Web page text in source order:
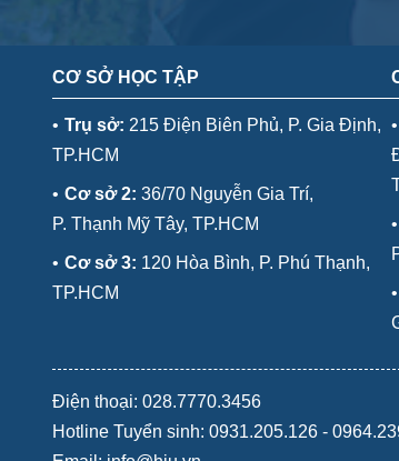
CƠ SỞ HỌC TẬP
• Trụ sở: 215 Điện Biên Phủ, P. Gia Định,
TP.HCM
• Cơ sở 2: 36/70 Nguyễn Gia Trí,
P. Thạnh Mỹ Tây, TP.HCM
• Cơ sở 3: 120 Hòa Bình, P. Phú Thạnh,
TP.HCM
•
•
•
Điện thoại: 028.7770.3456
Hotline Tuyển sinh: 0931.205.126 -